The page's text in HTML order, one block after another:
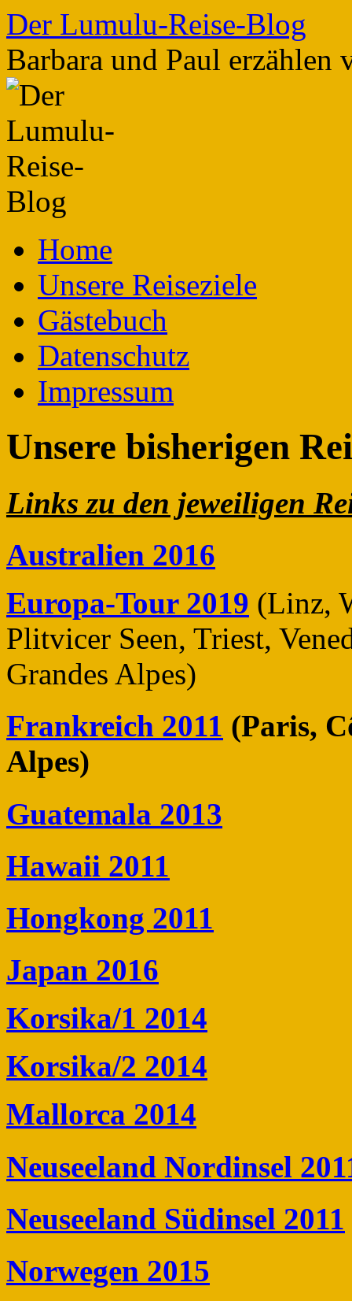
Zum
Inhalt
springen
Der Lumulu-Reise-Blog
Barbara und Paul erzählen
Home
Unsere Reiseziele
Gästebuch
Datenschutz
Impressum
Unsere bisherigen
Links zu den jeweiligen
Australien 2016
Europa-Tour 2019 (Linz,
Plitvicer Seen, Triest,
Grandes Alpes)
Frankreich 2011 (Paris,
Alpes)
Guatemala 2013
Hawaii 2011
Hongkong 2011
Japan 2016
Korsika/1 2014
Korsika/2 2014
Mallorca 2014
Neuseeland Nordinsel
Neuseeland Südinsel 2011
Norwegen 2015